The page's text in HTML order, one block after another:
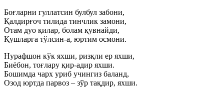
Боғларни гуллатсин булбул забони,
Қалдирғоч тилида тинчлик замони,
Отам дуо қилар, болам қувнайди,
Қушларга тўлсин-а, юртим осмони.
Нурафшон кўк яхши, ризқли ер яхши,
Биёбон, тоғлару қир-адир яхши.
Бошимда чарх уриб учингиз баланд,
Озод юртда парвоз – зўр тақдир, яхши.